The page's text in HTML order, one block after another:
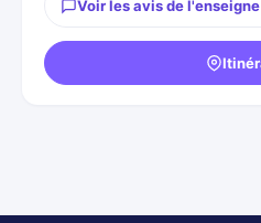
Voir les avis de